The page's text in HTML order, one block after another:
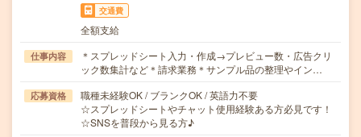
交通費
全額支給
仕事内容
＊スプレッドシート入力・作成→プレビュー数・広告クリ
ック数集計など＊請求業務＊サンプル品の整理やイン…
応募資格
職種未経験OK / ブランクOK / 英語力不要
☆スプレッドシートやチャット使用経験ある方必見です！
☆SNSを普段から見る方♪